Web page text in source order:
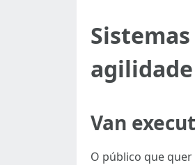
agilidade
Van
O público que